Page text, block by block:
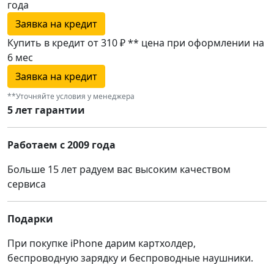
года
Заявка на кредит
Купить в кредит от 310 ₽** цена при оформлении на
6 мес
Заявка на кредит
**Уточняйте условия у менеджера
5 лет гарантии
Работаем с 2009 года
Больше 15 лет радуем вас высоким качеством
сервиса
Подарки
При покупке iPhone дарим картхолдер,
беспроводную зарядку и беспроводные наушники.